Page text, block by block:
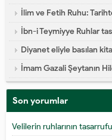
İlim ve Fetih Ruhu:
İbn-i Teymiyye Ruhlar
Diyanet eliyle basılan
İmam Gazali Şeytanın
Son yorumlar
Velilerin ruhlarının